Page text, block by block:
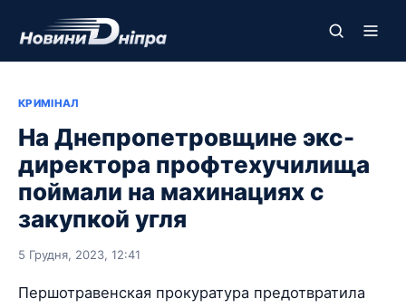
КРИМІНАЛ
На Днепропетровщине экс-
директора профтехучилища
поймали на махинациях с
закупкой угля
5 Грудня, 2023, 12:41
Першотравенская прокуратура предотвратила